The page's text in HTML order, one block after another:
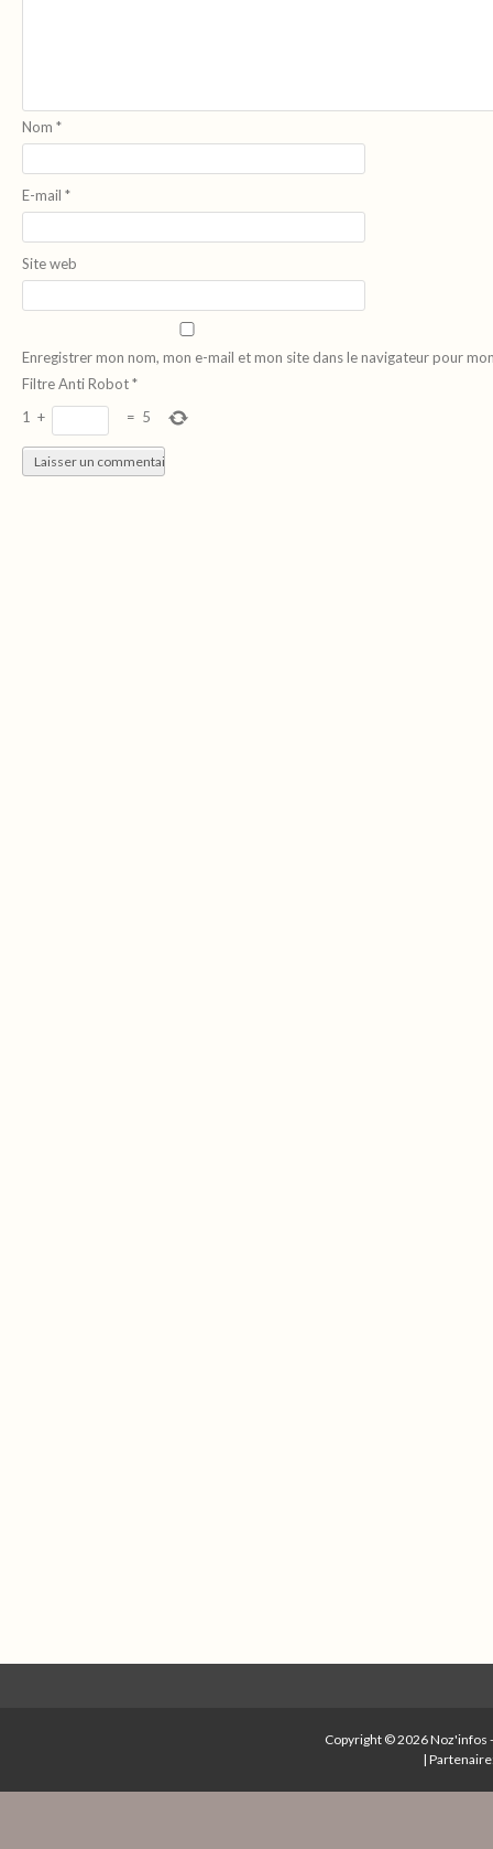
Nom *
E-mail *
Site web
Enregistrer mon nom, mon e-mail et mon site dans le navigateur pour
Filtre Anti Robot*
1 + = 5
Copyright © 2026Noz'infos
|